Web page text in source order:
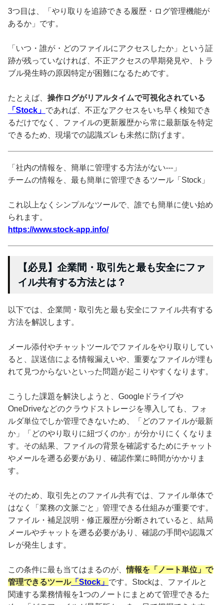
3つ目は、「やり取りを追跡できる履歴・ログ管理機能が
あるか」です。
「いつ・誰が・どのファイルにアクセスしたか」という証
跡が残っていなければ、不正アクセスの早期発見や、トラ
ブル発生時の原因特定が困難になるためです。
たとえば、 操作ログがリアルタイムで可視化されている
「Stock」 であれば、不正なアクセスをいち早く検知でき
るだけでなく、ファイルの更新履歴から常に最新版を特定
できるため、現場での認識ズレも未然に防げます。
「社内の情報を、簡単に管理する方法がない---」
チームの情報を、最も簡単に管理できるツール「Stock」
これ以上なくシンプルなツールで、誰でも簡単に使い始め
られます。
https://www.stock-app.info/
【必見】企業間・取引先と最も安全にファ
イル共有する方法とは？
以下では、企業間・取引先と最も安全にファイル共有する
方法を解説します。
メール添付やチャットツールでファイルをやり取りしてい
ると、誤送信による情報漏えいや、重要なファイルが埋も
れて見つからないといった問題が起こりやすくなります。
こうした課題を解決しようと、Googleドライブや
OneDriveなどのクラウドストレージを導入しても、フォ
ルダ単位でしか管理できないため、「どのファイルが最新
か」「どのやり取りに紐づくのか」が分かりにくくなりま
す。その結果、ファイルの背景を確認するためにチャット
やメールを遡る必要があり、確認作業に時間がかかりま
す。
そのため、取引先とのファイル共有では、ファイル単体で
はなく「業務の文脈ごと」管理できる仕組みが重要です。
ファイル・補足説明・修正履歴が分断されていると、結局
メールやチャットを遡る必要があり、確認の手間や認識ズ
レが発生します。
この条件に最も当てはまるのが、情報を「ノート単位」で
管理できるツール「Stock」 です。Stockは、ファイルと
関連する業務情報を1つのノートにまとめて管理できるた